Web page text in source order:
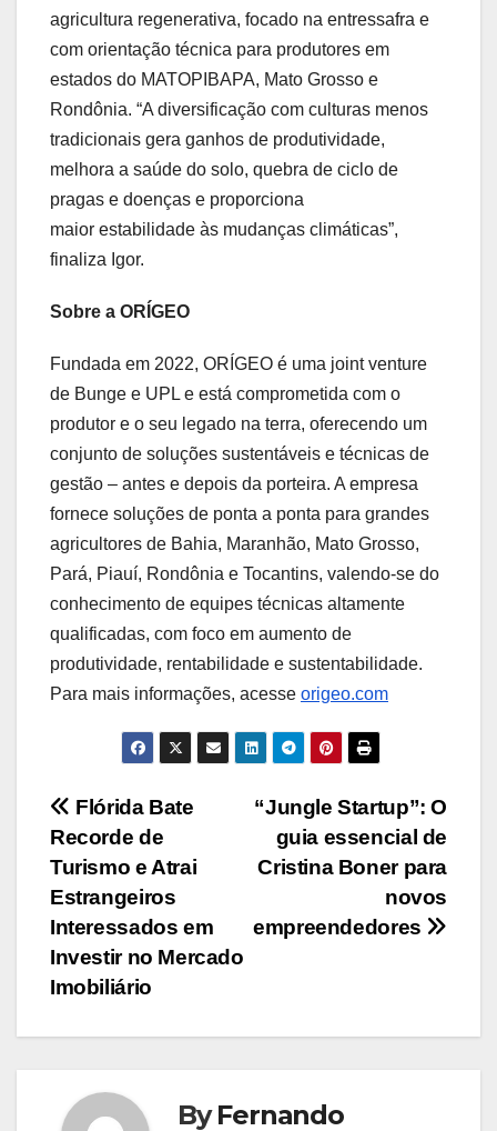
agricultura regenerativa, focado na entressafra e
com orientação técnica para produtores em
estados do MATOPIBAPA, Mato Grosso e
Rondônia. “A diversificação com culturas menos
tradicionais gera ganhos de produtividade,
melhora a saúde do solo, quebra de ciclo de
pragas e doenças e proporciona
maior estabilidade às mudanças climáticas”,
finaliza Igor.
Sobre a ORÍGEO
Fundada em 2022, ORÍGEO é uma joint venture
de Bunge e UPL e está comprometida com o
produtor e o seu legado na terra, oferecendo um
conjunto de soluções sustentáveis e técnicas de
gestão – antes e depois da porteira. A empresa
fornece soluções de ponta a ponta para grandes
agricultores de Bahia, Maranhão, Mato Grosso,
Pará, Piauí, Rondônia e Tocantins, valendo-se do
conhecimento de equipes técnicas altamente
qualificadas, com foco em aumento de
produtividade, rentabilidade e sustentabilidade.
Para mais informações, acesse origeo.com
Navegação
de
Post
“Jungle Startup”: O
guia essencial de
Cristina Boner para
novos
empreendedores
Flórida Bate
Recorde de
Turismo e Atrai
Estrangeiros
Interessados em
Investir no Mercado
Imobiliário
ByFernando